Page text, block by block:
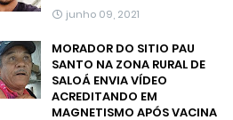
junho 09, 2021
MORADOR DO SITIO PAU
SANTO NA ZONA RURAL DE
SALOÁ ENVIA VÍDEO
ACREDITANDO EM
MAGNETISMO APÓS VACINA